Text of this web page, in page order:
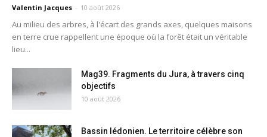
Valentin Jacques - 10 août 2026
Au milieu des arbres, à l'écart des grands axes, quelques maisons
en terre crue rappellent une époque où la forêt était un véritable
lieu...
Mag39. Fragments du Jura, à travers cinq
objectifs
10 août 2026
Bassin lédonien. Le territoire célèbre son